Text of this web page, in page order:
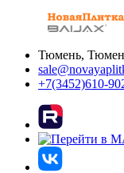
Тюмень,
+7(3452)610-